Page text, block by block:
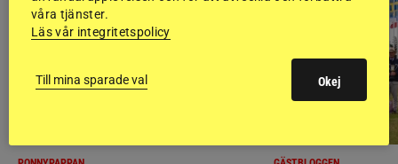
våra tjänster.
Läs vår integritetspolicy
Till mina sparade val Okej